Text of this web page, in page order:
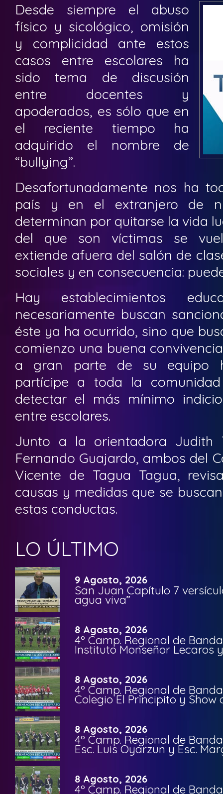
Desde siempre el abuso
físico y sicológico, omisión
y complicidad ante estos
casos entre escolares ha
sido tema de discusión
entre docentes y
apoderados, es sólo que en
el reciente tiempo ha
adquirido el nombre de
“bullying”.
Desafortunadamente nos ha
país y en el extranjero de
determinan por quitarse la vida
del que son víctimas se
extiende afuera del salón de
sociales y en consecuencia:
Hay establecimientos
necesariamente buscan
éste ya ha ocurrido, sino que
comienzo una buena
a gran parte de su equipo
partícipe a toda la
detectar el más mínimo
entre escolares.
Junto a la orientadora Judith
Fernando Guajardo, ambos del
Vicente de Tagua Tagua,
causas y medidas que se
estas conductas.
LO ÚLTIMO
9 Agosto, 2026
San Juan Capítulo 7
agua viva”
8 Agosto, 2026
4º Camp. Regional de
Instituto Monseñor Lecaros
8 Agosto, 2026
4º Camp. Regional de
Colegio El Principito y Show
8 Agosto, 2026
4º Camp. Regional de
Esc. Luis Oyarzun y Esc.
8 Agosto, 2026
4º Camp. Regional de